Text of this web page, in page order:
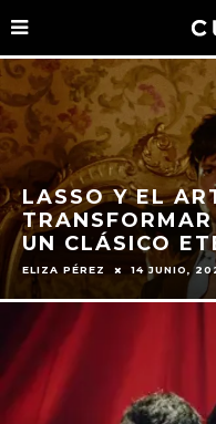
LASSO Y EL
UN CLÁSICO
ELIZA PÉREZ 14 JUNIO,